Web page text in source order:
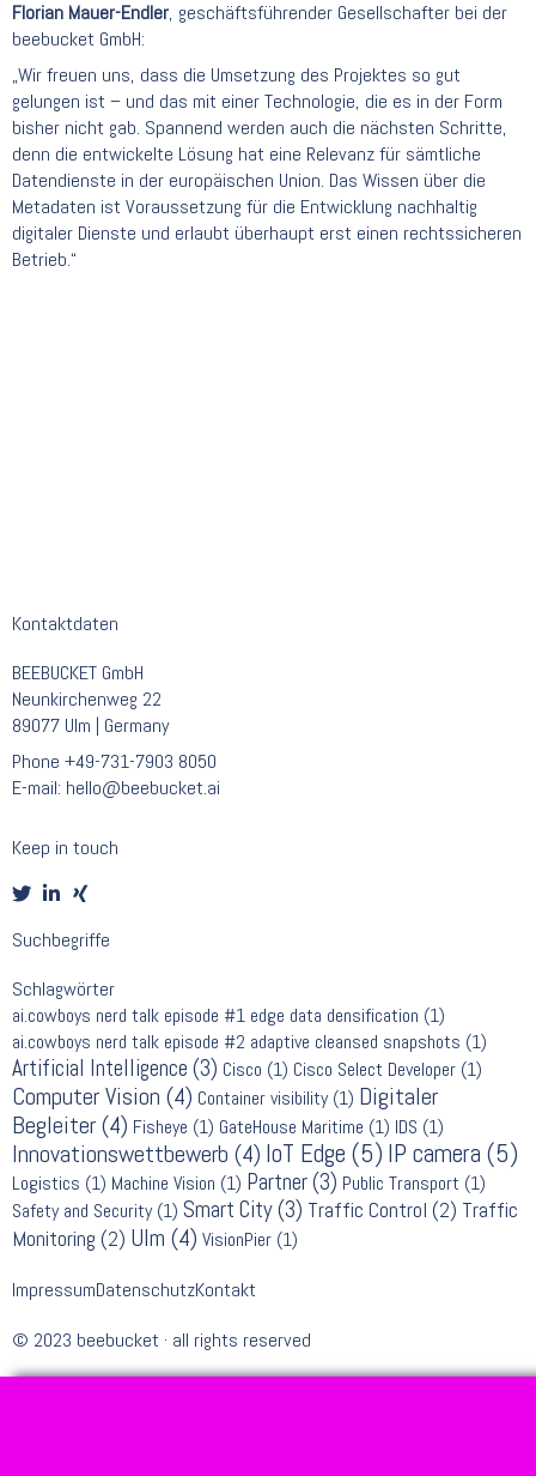
Florian Mauer-Endler, geschäftsführender Gesellschafter bei der
beebucket GmbH:
„Wir freuen uns, dass die Umsetzung des Projektes so gut
gelungen ist – und das mit einer Technologie, die es in der Form
bisher nicht gab. Spannend werden auch die nächsten Schritte,
denn die entwickelte Lösung hat eine Relevanz für sämtliche
Datendienste in der europäischen Union. Das Wissen über die
Metadaten ist Voraussetzung für die Entwicklung nachhaltig
digitaler Dienste und erlaubt überhaupt erst einen rechtssicheren
Betrieb.“
Kontaktdaten
BEEBUCKET GmbH
Neunkirchenweg 22
89077 Ulm | Germany
Phone +49-731-7903 8050
E-mail: hello@beebucket.ai
Keep in touch
Suchbegriffe
Schlagwörter
ai.cowboys nerd talk episode #1 edge data densification (1)
ai.cowboys nerd talk episode #2 adaptive cleansed snapshots (1)
Artificial Intelligence (3) Cisco (1) Cisco Select Developer (1)
Computer Vision (4) Container visibility(1) Digitaler
Begleiter(4) Fisheye (1) GateHouse Maritime (1) IDS (1)
Innovationswettbewerb (4) IoT Edge (5) IP camera (5)
Logistics (1) Machine Vision (1) Partner(3) Public Transport (1)
Safety and Security(1) Smart City(3) Traffic Control (2) Traffic
Monitoring (2) Ulm (4) VisionPier (1)
© 2023 beebucket · all rights reserved
ImpressumDatenschutzKontakt